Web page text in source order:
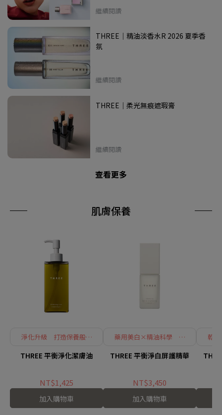
繼續閱讀
THREE｜精油淡香水R 2026 夏季香
氛
繼續閱讀
THREE｜柔光無痕遮瑕膏
繼續閱讀
查看更多
肌膚保養
淨化升級 打造保養般的
THREE 平衡淨化潔膚油
NT$1,425
加入購物車
藥用美白×精油科學 前
THREE 平衡淨白屏護精華
NT$3,450
加入購物車
乾